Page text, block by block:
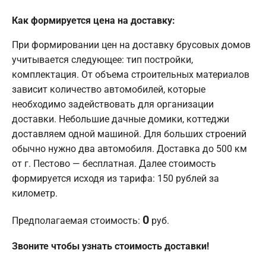
Как формируется цена на доставку:
При формировании цен на доставку брусовых домов
учитывается следующее: тип постройки,
комплектация. От объема строительных материалов
зависит количество автомобилей, которые
необходимо задействовать для организации
доставки. Небольшие дачные домики, коттеджи
доставляем одной машиной. Для больших строений
обычно нужно два автомобиля. Доставка до 500 км
от г. Пестово — бесплатная. Далее стоимость
формируется исходя из тарифа: 150 рублей за
километр.
Предполагаемая стоимость: 0 руб.
Звоните чтобы узнать стоимость доставки!